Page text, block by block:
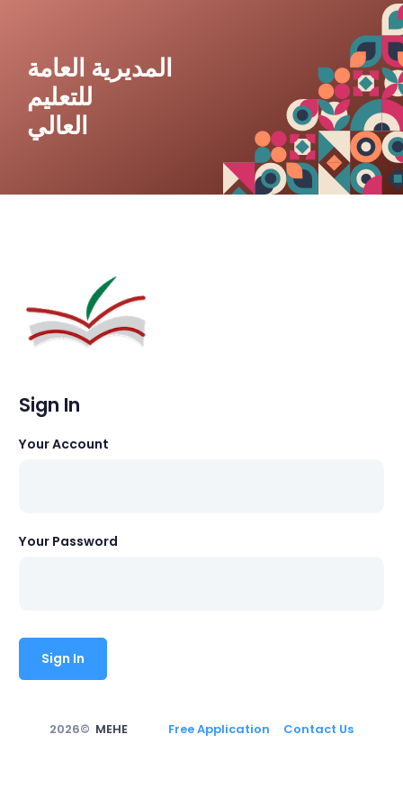
Sign In
Your Account
Your Password
Sign In
2026© MEHE Free Application Contact Us
المديرية العامة
للتعليم
العالي